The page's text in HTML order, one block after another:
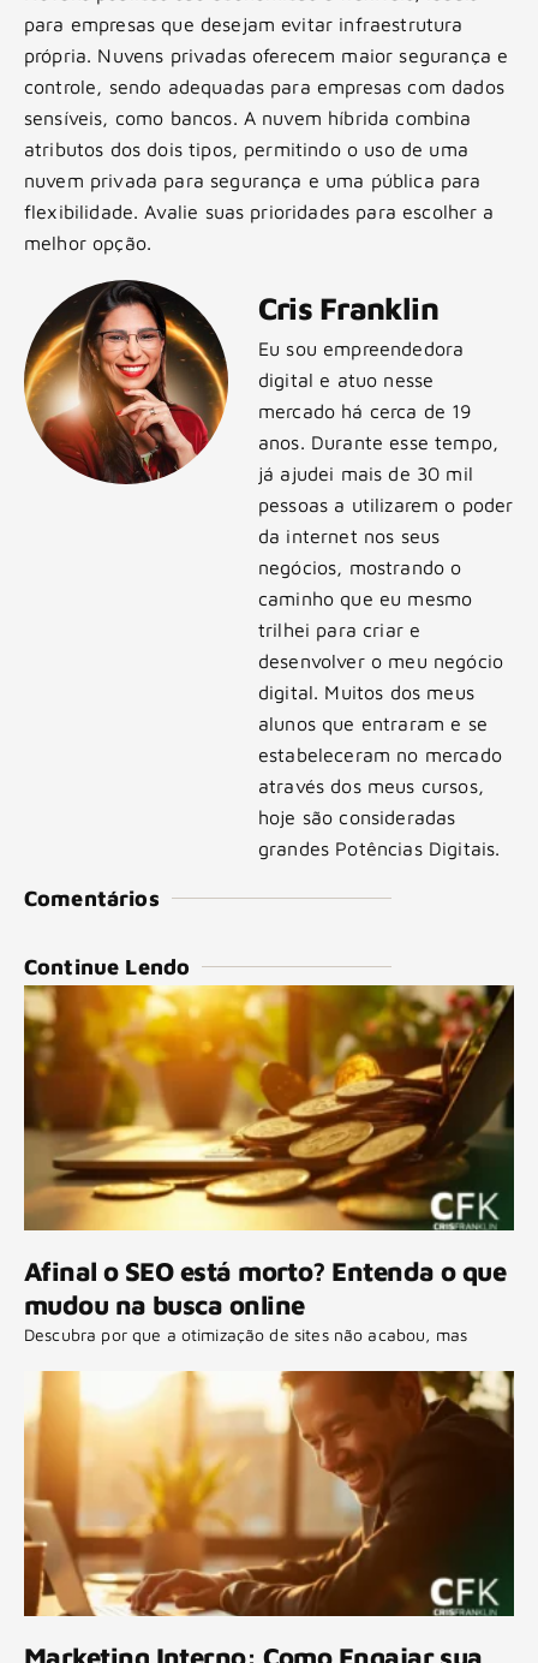
para empresas que desejam evitar infraestrutura
própria. Nuvens privadas oferecem maior segurança e
controle, sendo adequadas para empresas com dados
sensíveis, como bancos. A nuvem híbrida combina
atributos dos dois tipos, permitindo o uso de uma
nuvem privada para segurança e uma pública para
flexibilidade. Avalie suas prioridades para escolher a
melhor opção.
Cris Franklin
Eu sou empreendedora
digital e atuo nesse
mercado há cerca de 19
anos. Durante esse tempo,
já ajudei mais de 30 mil
pessoas a utilizarem o poder
da internet nos seus
negócios, mostrando o
caminho que eu mesmo
trilhei para criar e
desenvolver o meu negócio
digital. Muitos dos meus
alunos que entraram e se
estabeleceram no mercado
através dos meus cursos,
hoje são consideradas
grandes Potências Digitais.
Comentários
Continue Lendo
Afinal o SEO está morto? Entenda o que
mudou na busca online
Descubra por que a otimização de sites não acabou, mas